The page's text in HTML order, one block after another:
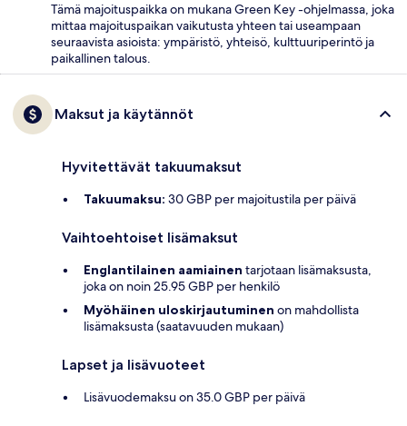
Tämä majoituspaikka on mukana Green Key -ohjelmassa, joka
mittaa majoituspaikan vaikutusta yhteen tai useampaan
seuraavista asioista: ympäristö, yhteisö, kulttuuriperintö ja
paikallinen talous.
Maksut ja käytännöt
Hyvitettävät takuumaksut
Takuumaksu: 30 GBP per majoitustila per päivä
Vaihtoehtoiset lisämaksut
Englantilainen aamiainen tarjotaan lisämaksusta,
joka on noin 25.95 GBP per henkilö
Myöhäinen uloskirjautuminen on mahdollista
lisämaksusta (saatavuuden mukaan)
Lapset ja lisävuoteet
Lisävuodemaksu on 35.0 GBP per päivä